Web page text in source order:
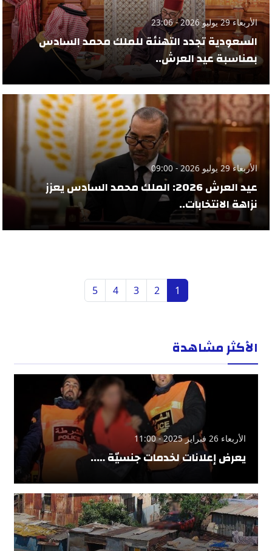
الأربعاء 29 يوليو 2026 - 23:06
السعودية تجدد التهنئة للملك محمد السادس
بمناسبة عيد العرش..
الأربعاء 29 يوليو 2026 - 09:00
عيد العرش 2026: الملك محمد السادس يعزز
نزاهة الانتخابات..
1
2
3
4
5
الأكثر مشاهدة
الأربعاء 26 فبراير 2025 - 11:00
يعرض إعلانات لخدمات جنسيّة …..